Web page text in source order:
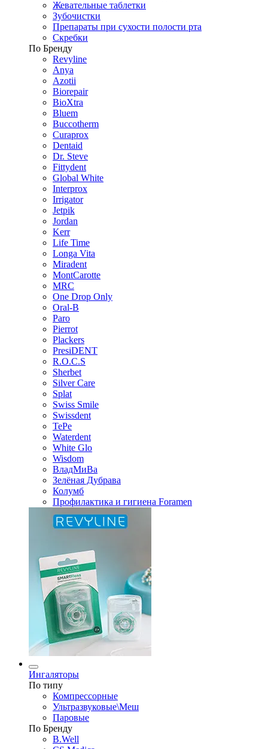
Жевательные таблетки
Зубочистки
Препараты при сухости полости рта
Скребки
По Бренду
Revyline
Anya
Azotii
Biorepair
BioXtra
Bluem
Buccotherm
Curaprox
Dentaid
Dr. Steve
Fittydent
Global White
Interprox
Irrigator
Jetpik
Jordan
Kerr
Life Time
Longa Vita
Miradent
MontCarotte
MRC
One Drop Only
Oral-B
Paro
Pierrot
Plackers
PresiDENT
R.O.C.S
Sherbet
Silver Care
Splat
Swiss Smile
Swissdent
TePe
Waterdent
White Glo
Wisdom
ВладМиВа
Зелёная Дубрава
Колумб
Профилактика и гигиена Foramen
Ингаляторы
По типу
Компрессорные
Ультразвуковые\Меш
Паровые
По Бренду
B.Well